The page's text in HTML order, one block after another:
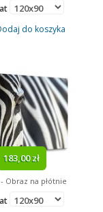
do koszyka
183,00 zł
Obraz na płótnie